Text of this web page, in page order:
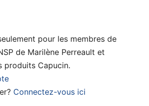
pour les membres de
de Marilène Perreault et
produits Capucin.
Connectez-vous ici